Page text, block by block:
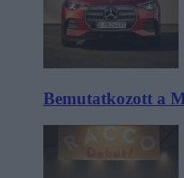
Bemutatkozott a